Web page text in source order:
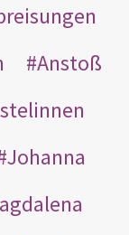
Anstoß
Johanna